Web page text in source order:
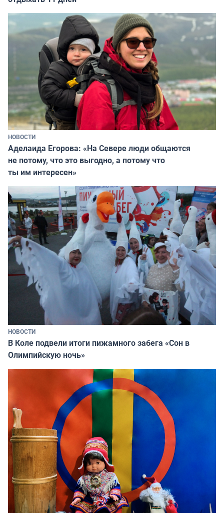
НОВОСТИ
Аделаида Егорова: «На Севере люди общаются
не потому, что это выгодно, а потому что
ты им интересен»
НОВОСТИ
В Коле подвели итоги пижамного забега «Сон в
Олимпийскую ночь»